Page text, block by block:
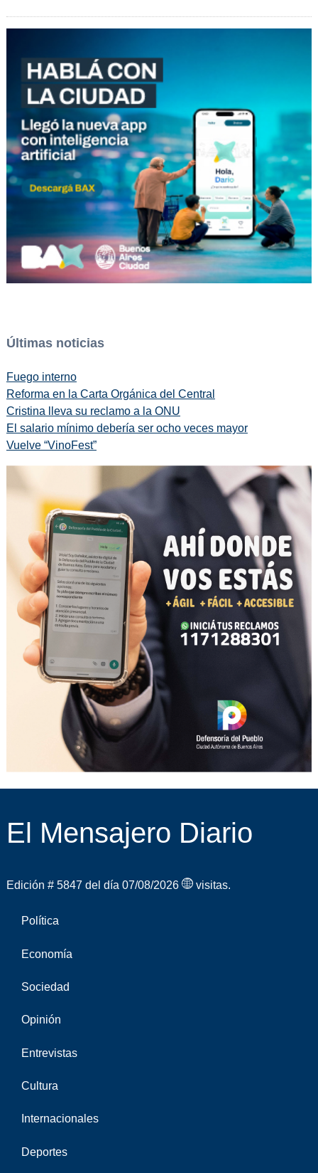
Últimas noticias
Fuego interno
Reforma en la Carta Orgánica del Central
Cristina lleva su reclamo a la ONU
El salario mínimo debería ser ocho veces mayor
Vuelve “VinoFest”
El Mensajero Diario
Edición # 5847 del día 07/08/2026 visitas.
Política
Economía
Sociedad
Opinión
Entrevistas
Cultura
Internacionales
Deportes